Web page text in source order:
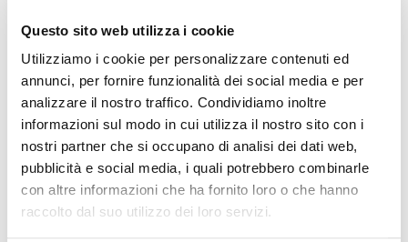
Questo sito web utilizza i cookie
Utilizziamo i cookie per personalizzare contenuti ed
annunci, per fornire funzionalità dei social media e per
analizzare il nostro traffico. Condividiamo inoltre
informazioni sul modo in cui utilizza il nostro sito con i
nostri partner che si occupano di analisi dei dati web,
pubblicità e social media, i quali potrebbero combinarle
con altre informazioni che ha fornito loro o che hanno
raccolto dal suo utilizzo dei loro servizi.
bacchette
PRO MARK